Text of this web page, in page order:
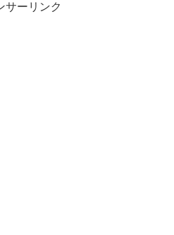
サーリンク